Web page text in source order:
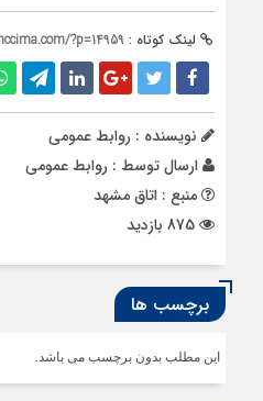
لینک کوتاه : ?p=14959
نویسنده : روابط عمومی
ارسال توسط : روابط عمومی
منبع : اتاق مشهد
برچسب ها
این مطلب بدون برچسب می باشد.